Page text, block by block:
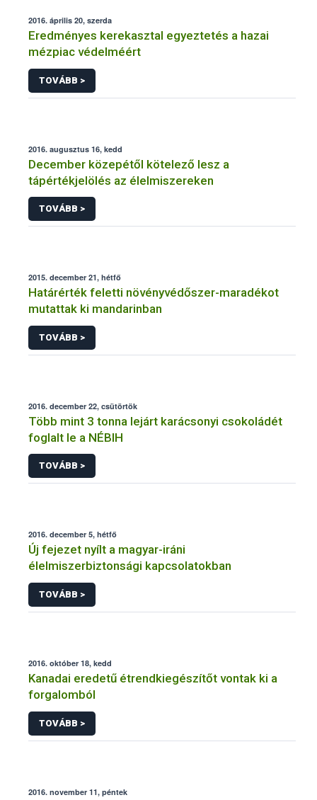
2016. április 20, szerda
Eredményes kerekasztal egyeztetés a hazai
mézpiac védelméért
TOVÁBB >
2016. augusztus 16, kedd
December közepétől kötelező lesz a
tápértékjelölés az élelmiszereken
TOVÁBB >
2015. december 21, hétfő
Határérték feletti növényvédőszer-maradékot
mutattak ki mandarinban
TOVÁBB >
2016. december 22, csütörtök
Több mint 3 tonna lejárt karácsonyi csokoládét
foglalt le a NÉBIH
TOVÁBB >
2016. december 5, hétfő
Új fejezet nyílt a magyar-iráni
élelmiszerbiztonsági kapcsolatokban
TOVÁBB >
2016. október 18, kedd
Kanadai eredetű étrendkiegészítőt vontak ki a
forgalomból
TOVÁBB >
2016. november 11, péntek